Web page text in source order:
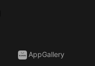
AppGallery